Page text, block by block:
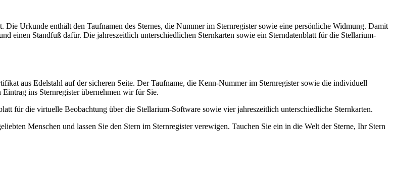
Die Urkunde enthält den Taufnamen des Sternes, die Nummer im Sternregister sowie eine persönliche Widmung. Damit
einen Standfuß dafür. Die jahreszeitlich unterschiedlichen Sternkarten sowie ein Sterndatenblatt für die Stellarium-
aus Edelstahl auf der sicheren Seite. Der Taufname, die Kenn-Nummer im Sternregister sowie die individuell
ins Sternregister übernehmen wir für Sie.
für die virtuelle Beobachtung über die Stellarium-Software sowie vier jahreszeitlich unterschiedliche Sternkarten.
Menschen und lassen Sie den Stern im Sternregister verewigen. Tauchen Sie ein in die Welt der Sterne, Ihr Stern